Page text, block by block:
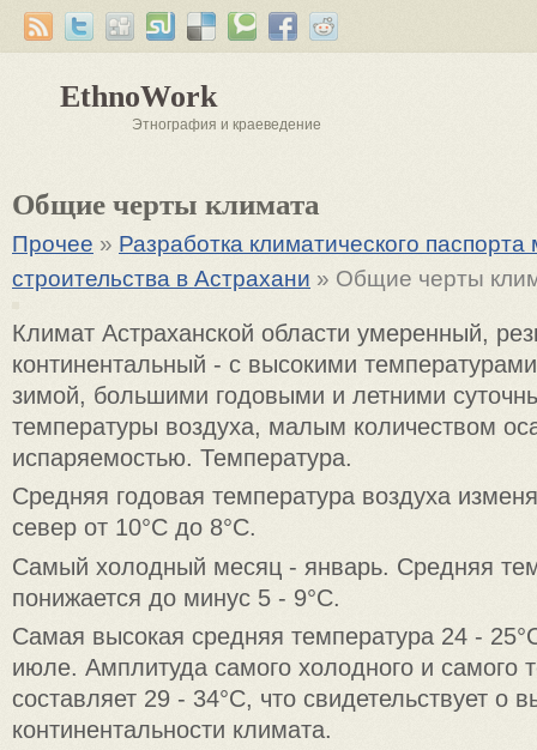
EthnoWork
Этнография и краеведение
Общие черты климата
Прочее » Разработка климатического
строительства в Астрахани » Общие черты
Климат Астраханской области умеренный,
континентальный - с высокими
зимой, большими годовыми и летними
температуры воздуха, малым количеством
испаряемостью. Температура.
Средняя годовая температура воздуха
север от 10°С до 8°С.
Самый холодный месяц - январь. Средняя
понижается до минус 5 - 9°С.
Самая высокая средняя температура 24 -
июле. Амплитуда самого холодного и самого
составляет 29 - 34°С, что свидетельствует о
континентальности климата.